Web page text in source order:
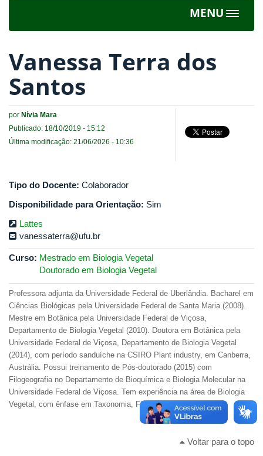
MENU
Toggle
Vanessa Terra dos
Santos
por Nívia Mara
Publicado: 18/10/2019 - 15:12
Última modificação: 21/06/2026 - 10:36
Tipo do Docente: Colaborador
Disponibilidade para Orientação: Sim
Lattes
vanessaterra@ufu.br
Curso: Mestrado em Biologia Vegetal
Doutorado em Biologia Vegetal
Professora adjunta da Universidade Federal de Uberlândia. Bacharel em
Ciências Biológicas pela Universidade Federal de Santa Maria (2008).
Mestre em Botânica pela Universidade Federal de Viçosa,
Departamento de Biologia Vegetal (2010). Doutora em Botânica pela
Universidade Federal de Viçosa, Departamento de Biologia Vegetal
(2014), com período sanduíche na CSIRO Plant industry, em Canberra,
Austrália. Possui treinamento de Pós-doutorado (2015) com
Filogeografia no Departamento de Bioquímica e Biologia Molecular na
Universidade Federal de Viçosa. Tem experiência na área de Biologia
Vegetal, com ênfase em Taxonomia, Filogenia e Filogeografia.
Voltar para o topo